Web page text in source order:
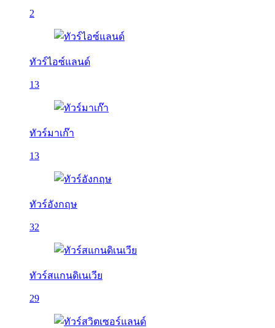
2
ทัวร์ไอซ์แลนด์
13
ทัวร์มาเก๊า
13
ทัวร์อังกฤษ
32
ทัวร์สแกนดิเนเวีย
29